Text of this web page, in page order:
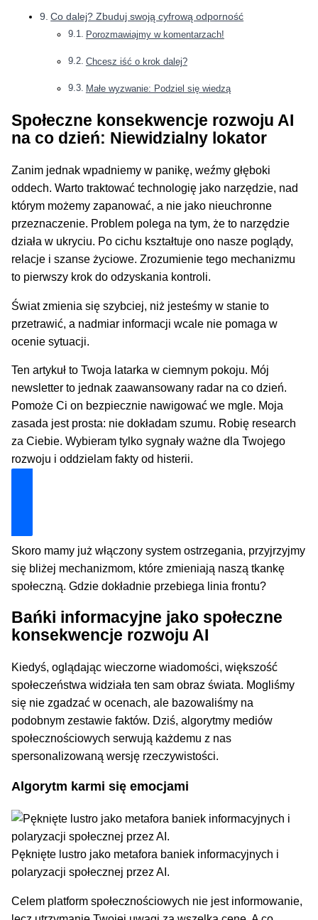
Co dalej? Zbuduj swoją cyfrową odporność
Porozmawiajmy w komentarzach!
Chcesz iść o krok dalej?
Małe wyzwanie: Podziel się wiedzą
Społeczne konsekwencje rozwoju AI
na co dzień: Niewidzialny lokator
Zanim jednak wpadniemy w panikę, weźmy głęboki
oddech. Warto traktować technologię jako narzędzie, nad
którym możemy zapanować, a nie jako nieuchronne
przeznaczenie. Problem polega na tym, że to narzędzie
działa w ukryciu. Po cichu kształtuje ono nasze poglądy,
relacje i szanse życiowe. Zrozumienie tego mechanizmu
to pierwszy krok do odzyskania kontroli.
Świat zmienia się szybciej, niż jesteśmy w stanie to
przetrawić, a nadmiar informacji wcale nie pomaga w
ocenie sytuacji.
Ten artykuł to Twoja latarka w ciemnym pokoju. Mój
newsletter to jednak zaawansowany radar na co dzień.
Pomoże Ci on bezpiecznie nawigować we mgle. Moja
zasada jest prosta: nie dokładam szumu. Robię research
za Ciebie. Wybieram tylko sygnały ważne dla Twojego
rozwoju i oddzielam fakty od histerii.
Skoro mamy już włączony system ostrzegania, przyjrzyjmy
się bliżej mechanizmom, które zmieniają naszą tkankę
społeczną. Gdzie dokładnie przebiega linia frontu?
Bańki informacyjne jako społeczne
konsekwencje rozwoju AI
Kiedyś, oglądając wieczorne wiadomości, większość
społeczeństwa widziała ten sam obraz świata. Mogliśmy
się nie zgadzać w ocenach, ale bazowaliśmy na
podobnym zestawie faktów. Dziś, algorytmy mediów
społecznościowych serwują każdemu z nas
spersonalizowaną wersję rzeczywistości.
Algorytm karmi się emocjami
Pęknięte lustro jako metafora baniek informacyjnych i
polaryzacji społecznej przez AI.
Celem platform społecznościowych nie jest informowanie,